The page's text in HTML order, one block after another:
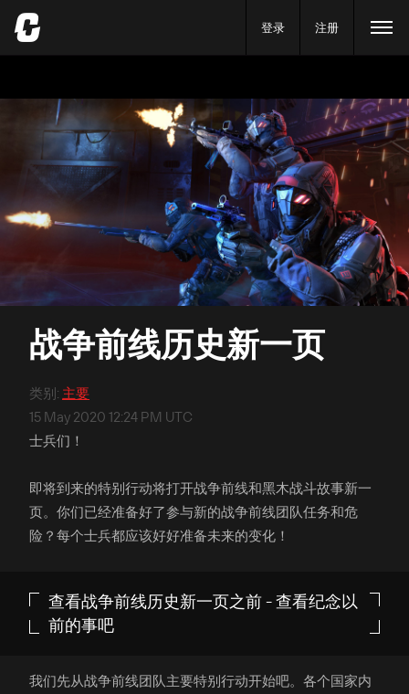
登录 注册
战争前线历史新一页
类别: 主要
15 May 2020 12:24 PM UTC
士兵们！
即将到来的特别行动将打开战争前线和黑木战斗故事新一
页。你们已经准备好了参与新的战争前线团队任务和危
险？每个士兵都应该好好准备未来的变化！
查看战争前线历史新一页之前 - 查看纪念以
前的事吧
我们先从战争前线团队主要特别行动开始吧。各个国家内